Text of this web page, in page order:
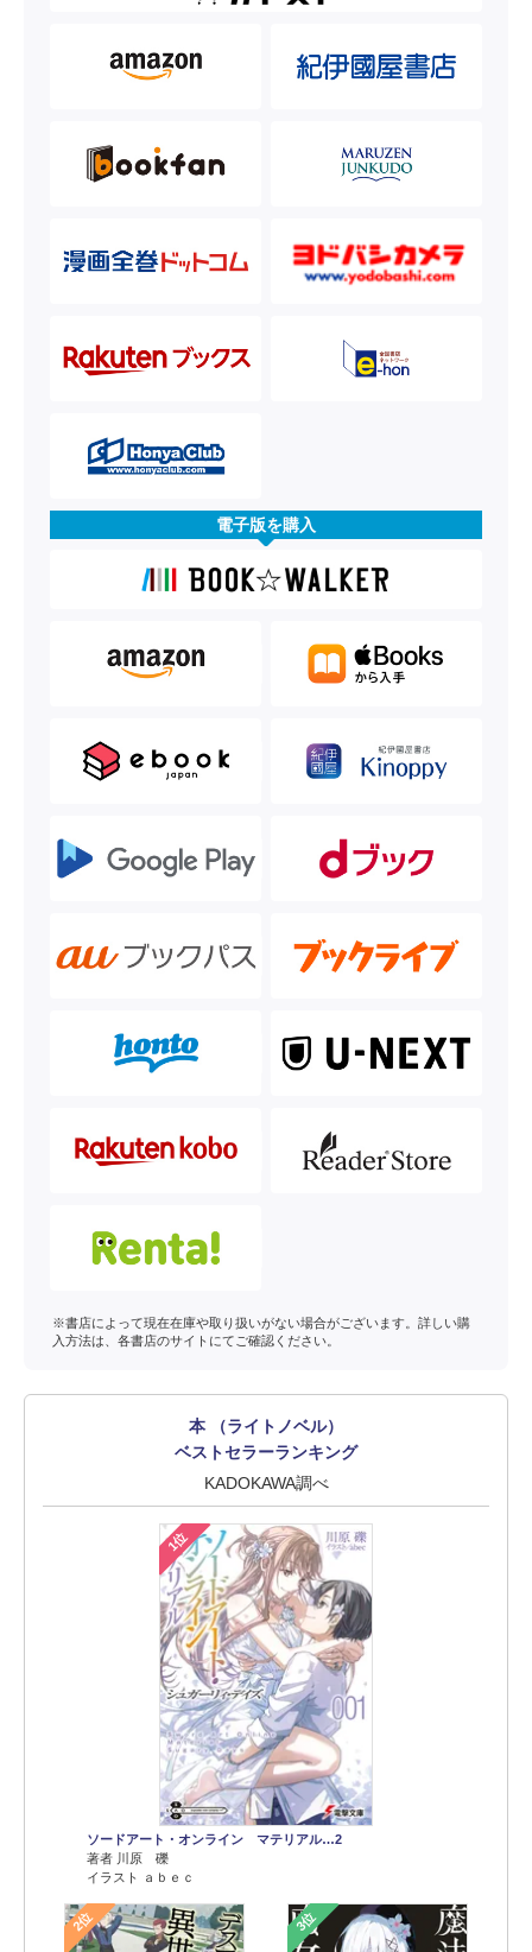
電子版を購入
※書店によって現在在庫や取り扱いがない場合がございます。詳しい購
入方法は、各書店のサイトにてご確認ください。
本 （ライトノベル）
ベストセラーランキング
KADOKAWA調べ
1位
ソードアート・オンライン マテリアル…2
著者 川原 礫
イラスト ａｂｅｃ
2位 3位